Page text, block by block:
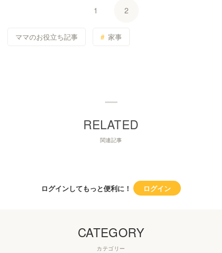
1 2
ママのお役立ち記事 家事
関連記事
ログインしてもっと便利に！ ログイン
CATEGORY
カテゴリー